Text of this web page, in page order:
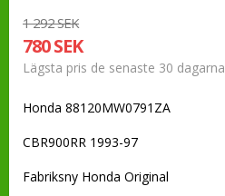
1 292 SEK
780 SEK
Lägsta pris de senaste 30 dagarna
Honda 88120MW0791ZA
CBR900RR 1993-97
Fabriksny Honda Original